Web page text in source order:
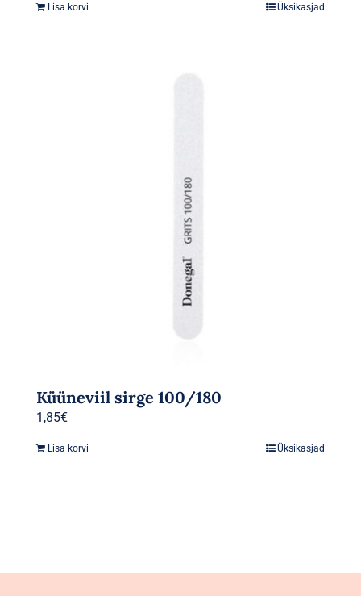
Lisa korvi Üksikasjad
Küüneviil sirge 100/180
1,85€
Lisa korvi Üksikasjad